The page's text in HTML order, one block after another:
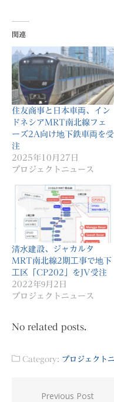
関連
住友商事と日本車両、イン
ドネシアMRT南北線フェ
ーズ2A向け地下鉄車両を受
注
2025年10月27日
プロジェクトニュース
清水建設、ジャカルタ
MRT南北線2期工事で地下
工区「CP202」をJV受注
2022年9月2日
プロジェクトニュース
No related posts.
Category: プロジェクト
Previous Post